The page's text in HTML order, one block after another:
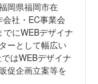
岡県福岡市在
社・EC事業会
にWEBデザイナ
ーとして幅広い
はWEBデザイナ
促企画立案等を